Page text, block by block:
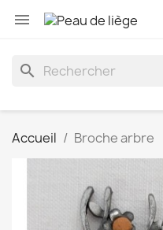

search
Accueil Broche arbre